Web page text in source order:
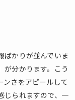
ばかりが並んでいま
が分かります。こう
ンさをアピールして
じられますので、一